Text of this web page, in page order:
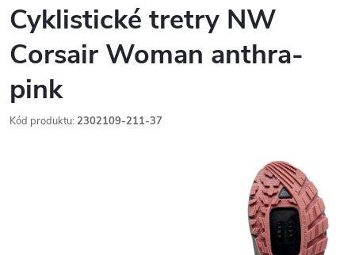
Cyklistické tretry NW
Corsair Woman anthra-
pink
Kód produktu: 2302109-211-37